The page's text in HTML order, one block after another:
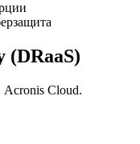
(DRaaS)
Acronis Cloud.